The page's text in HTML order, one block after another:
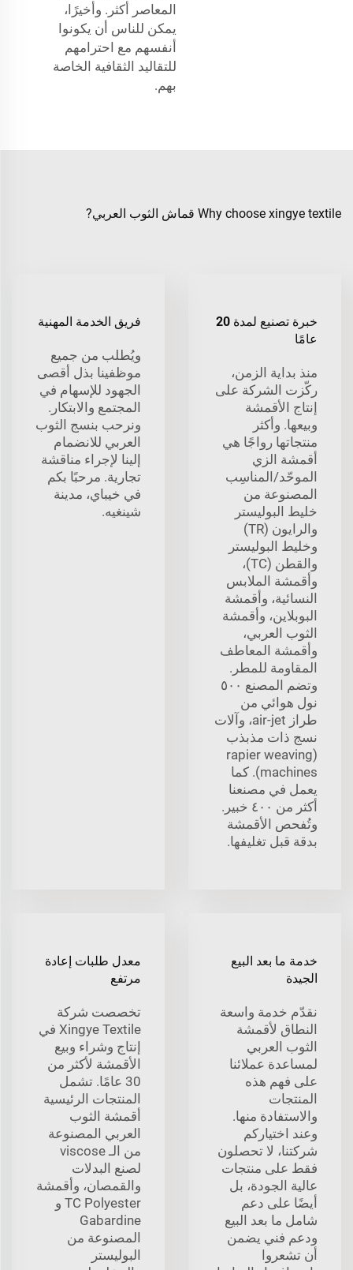
المعاصر أكثر. وأخيرًا،
يمكن للناس أن يكونوا
أنفسهم مع احترامهم
للتقاليد الثقافية الخاصة
بهم.
Why choose xingye textile قماش الثوب العربي?
خبرة تصنيع لمدة 20
عامًا
منذ بداية الزمن،
ركّزت الشركة على
إنتاج الأقمشة
وبيعها. وأكثر
منتجاتها رواجًا هي
أقمشة الزي
الموحّد/المناسِب
المصنوعة من
خليط البوليستر
والرايون (TR)
وخليط البوليستر
والقطن (TC)،
وأقمشة الملابس
النسائية، وأقمشة
البوبلاين، وأقمشة
الثوب العربي،
وأقمشة المعاطف
المقاومة للمطر.
وتضم المصنع ٥٠٠
نول هوائي من
طراز air-jet، وآلات
نسج ذات مذبذب
(rapier weaving
machines). كما
يعمل في مصنعنا
أكثر من ٤٠٠ خبير.
وتُفحص الأقمشة
بدقة قبل تغليفها.
فريق الخدمة المهنية
ويُطلب من جميع
موظفينا بذل أقصى
الجهود للإسهام في
المجتمع والابتكار.
ونرحب بنسج الثوب
العربي للانضمام
إلينا لإجراء مناقشة
تجارية. مرحبًا بكم
في خيباي، مدينة
شينغيه.
خدمة ما بعد البيع
الجيدة
نقدّم خدمة واسعة
النطاق لأقمشة
الثوب العربي
لمساعدة عملائنا
على فهم هذه
المنتجات
والاستفادة منها.
وعند اختياركم
شركتنا، لا تحصلون
فقط على منتجات
عالية الجودة، بل
أيضًا على دعم
شامل ما بعد البيع
ودعم فني يضمن
أن تشعروا
معدل طلبات إعادة
مرتفع
تخصصت شركة
Xingye Textile في
إنتاج وشراء وبيع
الأقمشة لأكثر من
30 عامًا. تشمل
المنتجات الرئيسية
أقمشة الثوب
العربي المصنوعة
من الـ viscose
لصنع البدلات
والقمصان، وأقمشة
TC Polyester و
Gabardine
المصنوعة من
البوليستر